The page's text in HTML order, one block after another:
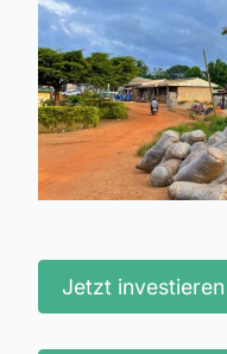
Jetzt investieren